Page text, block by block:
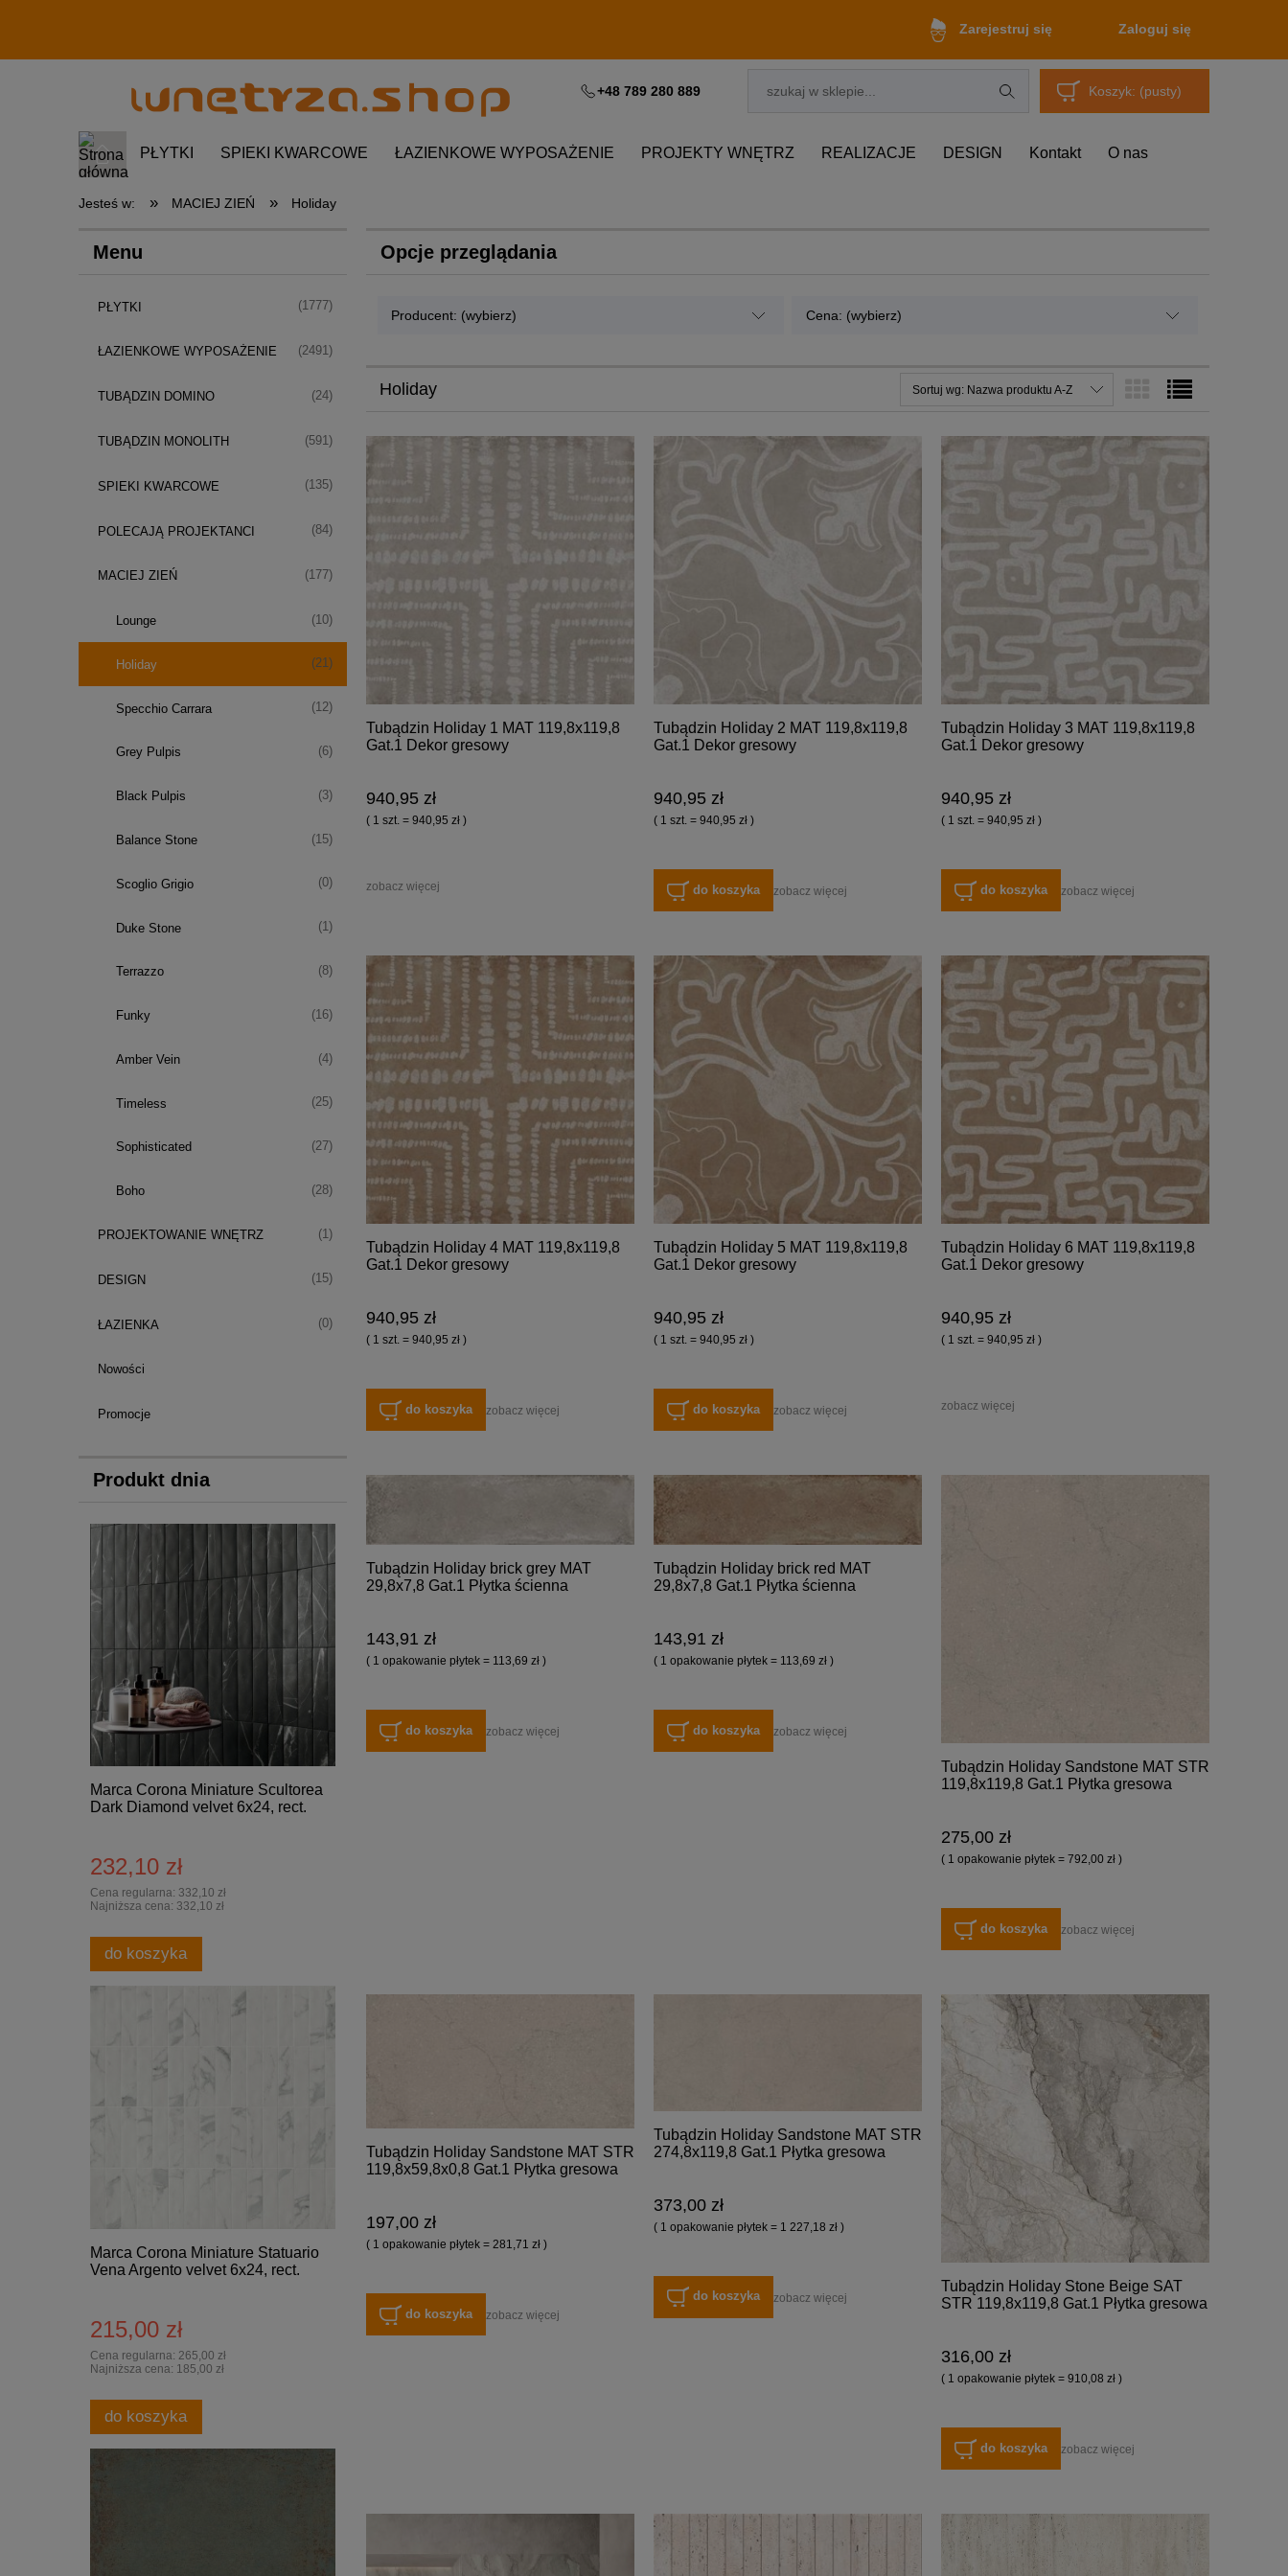
Zarejestruj się Zaloguj się
Koszyk: (pusty)
+48 789 280 889
PŁYTKI SPIEKI KWARCOWE ŁAZIENKOWE WYPOSAŻENIE PROJEKTY WNĘTRZ REALIZACJE DESIGN Kontakt O nas
Jesteś w: » MACIEJ ZIEŃ » Holiday
Menu
PŁYTKI (1777)
ŁAZIENKOWE WYPOSAŻENIE (2491)
TUBĄDZIN DOMINO (24)
TUBĄDZIN MONOLITH (591)
SPIEKI KWARCOWE (135)
POLECAJĄ PROJEKTANCI (84)
MACIEJ ZIEŃ (177)
Lounge (10)
Holiday (21)
Specchio Carrara (12)
Grey Pulpis (6)
Black Pulpis (3)
Balance Stone (15)
Scoglio Grigio (0)
Duke Stone (1)
Terrazzo (8)
Funky (16)
Amber Vein (4)
Timeless (25)
Sophisticated (27)
Boho (28)
PROJEKTOWANIE WNĘTRZ (1)
DESIGN (15)
ŁAZIENKA (0)
Nowości
Promocje
Produkt dnia
Marca Corona Miniature Scultorea
Dark Diamond velvet 6x24, rect.
232,10 zł
Cena regularna: 332,10 zł
Najniższa cena: 332,10 zł
do koszyka
Marca Corona Miniature Statuario
Vena Argento velvet 6x24, rect.
215,00 zł
Cena regularna: 265,00 zł
Najniższa cena: 185,00 zł
do koszyka
Opcje przeglądania
Producent: (wybierz) Cena: (wybierz)
Holiday Sortuj wg: Nazwa produktu A-Z
Tubądzin Holiday 1 MAT 119,8x119,8
Gat.1 Dekor gresowy
940,95 zł
( 1 szt. = 940,95 zł )
zobacz więcej
Tubądzin Holiday 2 MAT 119,8x119,8
Gat.1 Dekor gresowy
940,95 zł
( 1 szt. = 940,95 zł )
do koszyka zobacz więcej
Tubądzin Holiday 3 MAT 119,8x119,8
Gat.1 Dekor gresowy
940,95 zł
( 1 szt. = 940,95 zł )
do koszyka zobacz więcej
Tubądzin Holiday 4 MAT 119,8x119,8
Gat.1 Dekor gresowy
940,95 zł
( 1 szt. = 940,95 zł )
do koszyka zobacz więcej
Tubądzin Holiday 5 MAT 119,8x119,8
Gat.1 Dekor gresowy
940,95 zł
( 1 szt. = 940,95 zł )
do koszyka zobacz więcej
Tubądzin Holiday 6 MAT 119,8x119,8
Gat.1 Dekor gresowy
940,95 zł
( 1 szt. = 940,95 zł )
zobacz więcej
Tubądzin Holiday brick grey MAT
29,8x7,8 Gat.1 Płytka ścienna
143,91 zł
( 1 opakowanie płytek = 113,69 zł )
do koszyka zobacz więcej
Tubądzin Holiday brick red MAT
29,8x7,8 Gat.1 Płytka ścienna
143,91 zł
( 1 opakowanie płytek = 113,69 zł )
do koszyka zobacz więcej
Tubądzin Holiday Sandstone MAT STR
119,8x119,8 Gat.1 Płytka gresowa
275,00 zł
( 1 opakowanie płytek = 792,00 zł )
do koszyka zobacz więcej
Tubądzin Holiday Sandstone MAT STR
119,8x59,8x0,8 Gat.1 Płytka gresowa
197,00 zł
( 1 opakowanie płytek = 281,71 zł )
do koszyka zobacz więcej
Tubądzin Holiday Sandstone MAT STR
274,8x119,8 Gat.1 Płytka gresowa
373,00 zł
( 1 opakowanie płytek = 1 227,18 zł )
do koszyka zobacz więcej
Tubądzin Holiday Stone Beige SAT
STR 119,8x119,8 Gat.1 Płytka gresowa
316,00 zł
( 1 opakowanie płytek = 910,08 zł )
do koszyka zobacz więcej